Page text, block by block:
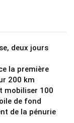
deux jours
la première
200 km
mobiliser 100
de fond
de la pénurie